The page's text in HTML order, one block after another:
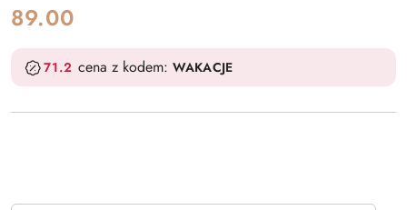
cena:
89.00
71.2 cena z kodem: WAKACJE